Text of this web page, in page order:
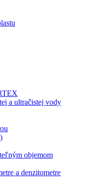
a ultračistej vody
objemom
a denzitometre